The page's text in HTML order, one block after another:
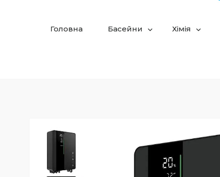
Головна Басейни Хімія